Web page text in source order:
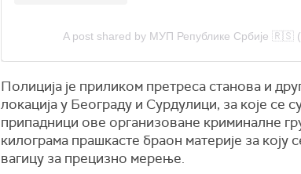
A post shared by МУП Републике Србије 🇷🇸
Полиција је приликом претреса станова и
локација у Београду и Сурдулици, за које се
припадници ове организоване криминалне
килограма прашкасте браон материје за коју
вагицу за прецизно мерење.